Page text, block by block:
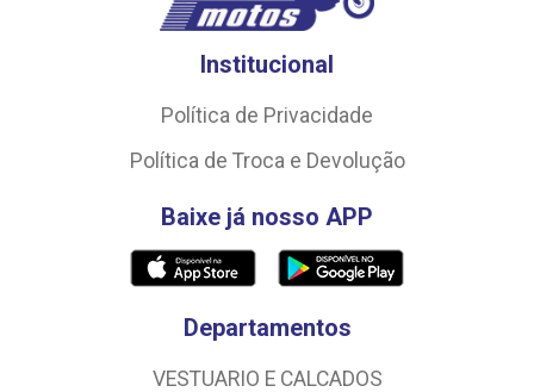
Institucional
Política de Privacidade
Política de Troca e Devolução
Baixe já nosso APP
Departamentos
VESTUARIO E CALCADOS